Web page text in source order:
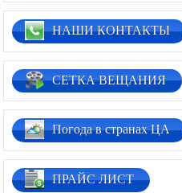
НАШИ КОНТАКТЫ
СЕТКА ВЕЩАНИЯ
Погода в странах ЦА
ПРАЙС ЛИСТ